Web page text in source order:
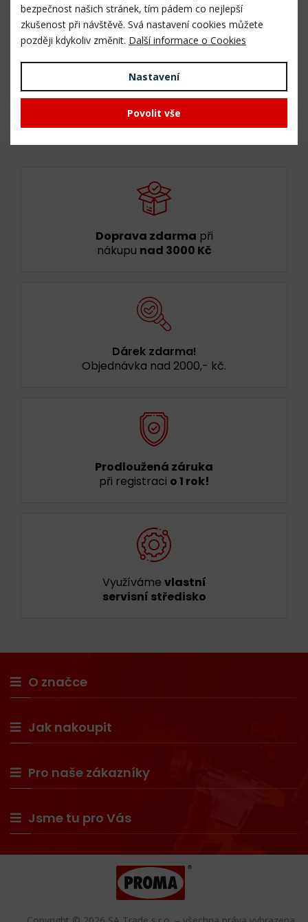
Délka vaku
97 cm
Průměr vaku
49,5 cm
0,2 kg
Doprava zdarma při
nákupu nad 3000 Kč
Dárek zdarma!
Objednávka nad 2000,- kč.
Prodloužená záruka
při registraci o 1 rok!
Využíváme vlastní
servisní středisko
O značce
Jak nakoupit
Pro naše zákazníky
Jsme tu pro Vás
bezpečnost našich stránek, tím pádem co nejlepší
zkušenost při návštěvě. Svá nastavení cookies můžete
později kdykoliv změnit. Další informace o Cookies
Nastavení
Povolit vše